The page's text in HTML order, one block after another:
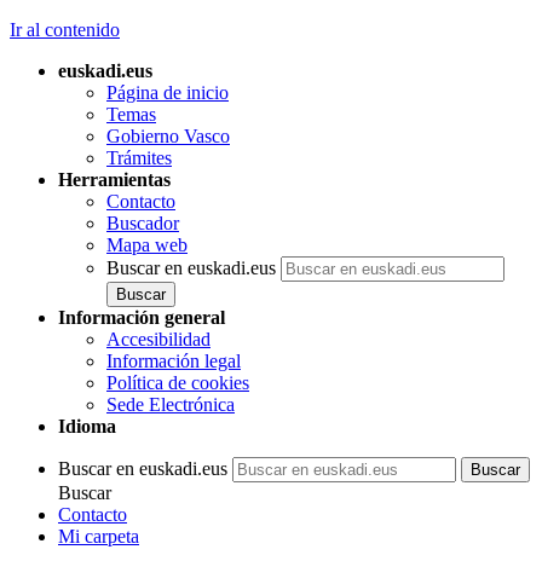
Ir al contenido
euskadi.eus
Página de inicio
Temas
Gobierno Vasco
Trámites
Herramientas
Contacto
Buscador
Mapa web
Buscar en euskadi.eus
Información general
Accesibilidad
Información legal
Política de cookies
Sede Electrónica
Idioma
Buscar en euskadi.eus
Buscar
Contacto
Mi carpeta
víctimas del
terrorismo y de
miembros de las
colectividades
vascas.
Artículo 19
Requisitos para
ser titular de las
personas
huérfanas
absolutas, de las
integrantes de
unidades de
convivencia
excepcionales,
de las personas
con
discapacidad, de
matrimonial o
en situación de